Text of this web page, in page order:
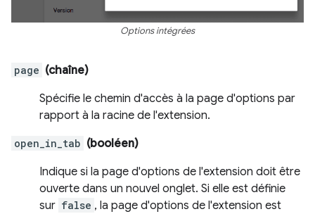
Options intégrées
page (chaîne)
Spécifie le chemin d'accès à la page d'options par
rapport à la racine de l'extension.
open_in_tab (booléen)
Indique si la page d'options de l'extension doit être
ouverte dans un nouvel onglet. Si elle est définie
sur false , la page d'options de l'extension est